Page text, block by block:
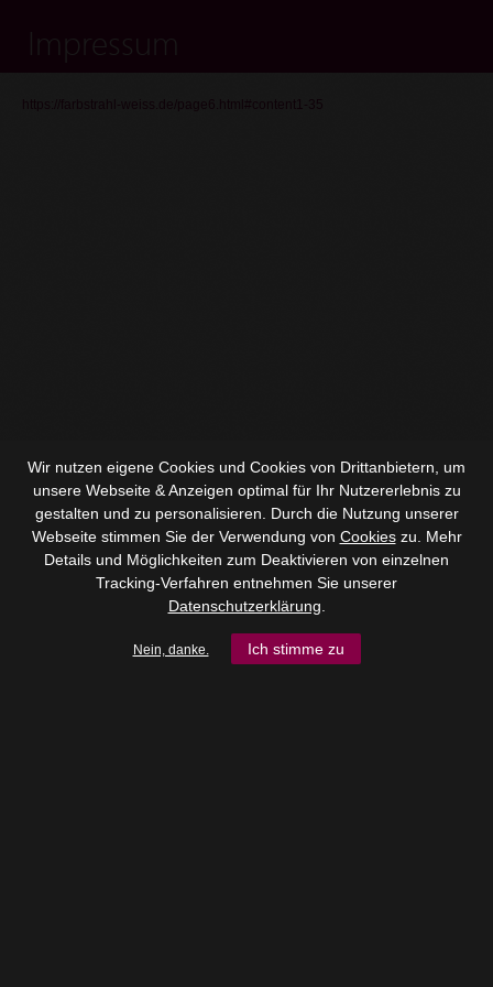
Wir nutzen eigene Cookies und Cookies von Drittanbietern, um
unsere Webseite & Anzeigen optimal für Ihr Nutzererlebnis zu
gestalten und zu personalisieren. Durch die Nutzung unserer
Webseite stimmen Sie der Verwendung von Cookieszu. Mehr
Details und Möglichkeiten zum Deaktivieren von einzelnen
Tracking-Verfahren entnehmen Sie unserer
Datenschutzerklärung
Nein, danke. Ich stimme zu
Impressum
https://farbstrahl-weiss.de/page6.html#content1-35